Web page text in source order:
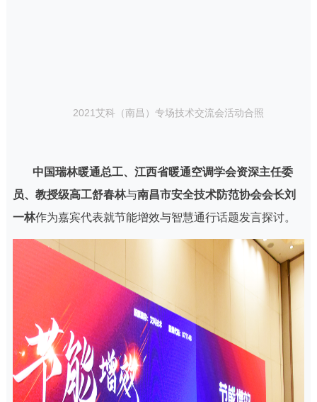
2021艾科（南昌）专场技术交流会活动合照
中国瑞林暖通总工、江西省暖通空调学会资深主任委
员、教授级高工舒春林与南昌市安全技术防范协会会长刘
一林作为嘉宾代表就节能增效与智慧通行话题发言探讨。